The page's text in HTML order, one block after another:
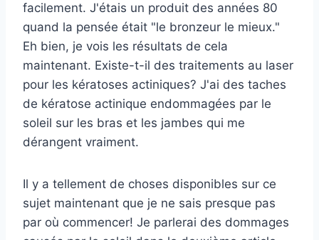
facilement. J'étais un produit des années 80
quand la pensée était "le bronzeur le mieux."
Eh bien, je vois les résultats de cela
maintenant. Existe-t-il des traitements au laser
pour les kératoses actiniques? J'ai des taches
de kératose actinique endommagées par le
soleil sur les bras et les jambes qui me
dérangent vraiment.
Il y a tellement de choses disponibles sur ce
sujet maintenant que je ne sais presque pas
par où commencer! Je parlerai des dommages